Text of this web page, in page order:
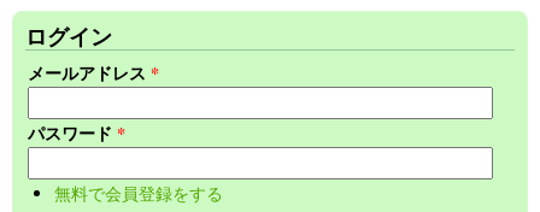
ログイン
メールアドレス *
パスワード *
無料で会員登録をする